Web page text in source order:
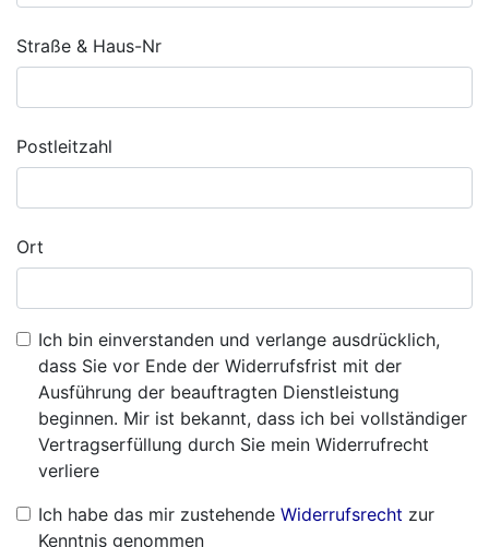
Straße & Haus-Nr
Postleitzahl
Ort
Ich bin einverstanden und verlange ausdrücklich,
dass Sie vor Ende der Widerrufsfrist mit der
Ausführung der beauftragten Dienstleistung
beginnen. Mir ist bekannt, dass ich bei vollständiger
Vertragserfüllung durch Sie mein Widerrufrecht
verliere
Ich habe das mir zustehende Widerrufsrecht zur
Kenntnis genommen